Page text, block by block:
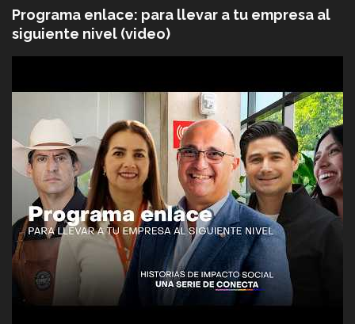
Programa enlace: para llevar a tu empresa al
siguiente nivel (video)